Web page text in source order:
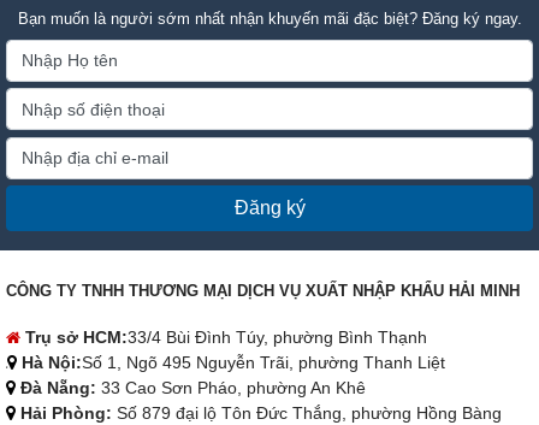
Bạn muốn là người sớm nhất nhận khuyến mãi đặc biệt? Đăng ký ngay.
Đăng ký
CÔNG TY TNHH THƯƠNG MẠI DỊCH VỤ XUẤT NHẬP KHẨU HẢI MINH
Trụ sở HCM:33/4 Bùi Đình Túy, phường Bình Thạnh
Hà Nội:Số 1, Ngõ 495 Nguyễn Trãi, phường Thanh Liệt
Đà Nẵng: 33 Cao Sơn Pháo, phường An Khê
Hải Phòng: Số 879 đại lộ Tôn Đức Thắng, phường Hồng Bàng